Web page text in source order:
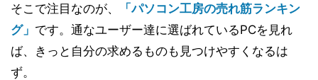
そこで注目なのが、
「パソコン工房の売れ筋ランキン
グ」 です。通なユーザー達に選ばれているPCを見れ
ば、きっと自分の求めるものも見つけやすくなるは
ず。